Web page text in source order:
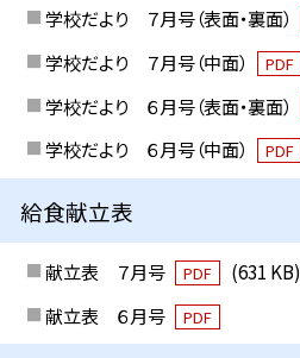
学校だより ７月号（表面・裏面）
学校だより ７月号（中面）
PDF
学校だより ６月号（表面・裏面）
学校だより ６月号（中面）
PDF
給食献立表
献立表 ７月号 PDF
(631 KB)
献立表 ６月号
PDF